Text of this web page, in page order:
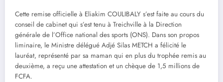
Cette remise officielle à Eliakim COULIBALY s’est faite au cours du
conseil de cabinet qui s’est tenu à Treichville à la Direction
générale de l’Office national des sports (ONS). Dans son propos
liminaire, le Ministre délégué Adjé Silas METCH a félicité le
lauréat, représenté par sa maman qui en plus du trophée remis au
deuxième, a reçu une attestation et un chèque de 1,5 millions de
FCFA.